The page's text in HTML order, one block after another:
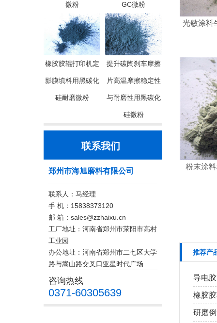
微粉 GC微粉
橡胶胶辊打印机定
影膜填料用黑碳化
硅耐磨微粉
提升碳陶刹车摩擦
片高温摩擦稳定性
与耐磨性用黑碳化
硅微粉
联系我们
郑州市海旭磨料有限公司
联系人：马经理
手 机：15838373120
邮 箱：sales@zzhaixu.cn
工厂地址：河南省郑州市荥阳市高村
工业园
办公地址：河南省郑州市二七区大学
路与嵩山路交叉口亚星时代广场
咨询热线
0371-60305639
光敏涂料
粉末涂
推荐产
导电
橡胶
研磨